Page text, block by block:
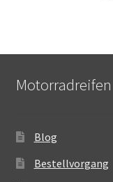
Motorradreifen
Blog
Bestellvorgang